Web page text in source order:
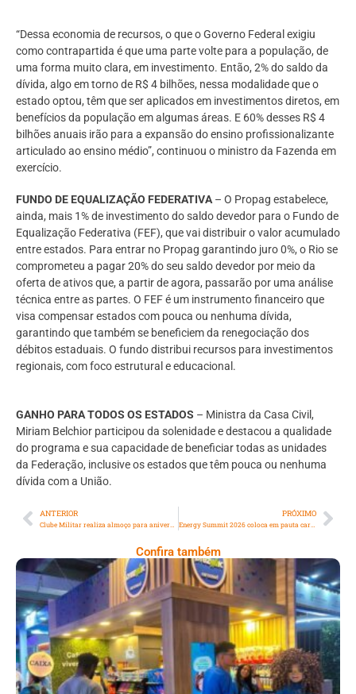
“Dessa economia de recursos, o que o Governo Federal exigiu
como contrapartida é que uma parte volte para a população, de
uma forma muito clara, em investimento. Então, 2% do saldo da
dívida, algo em torno de R$ 4 bilhões, nessa modalidade que o
estado optou, têm que ser aplicados em investimentos diretos, em
benefícios da população em algumas áreas. E 60% desses R$ 4
bilhões anuais irão para a expansão do ensino profissionalizante
articulado ao ensino médio”, continuou o ministro da Fazenda em
exercício.
FUNDO DE EQUALIZAÇÃO FEDERATIVA – O Propag estabelece,
ainda, mais 1% de investimento do saldo devedor para o Fundo de
Equalização Federativa (FEF), que vai distribuir o valor acumulado
entre estados. Para entrar no Propag garantindo juro 0%, o Rio se
comprometeu a pagar 20% do seu saldo devedor por meio da
oferta de ativos que, a partir de agora, passarão por uma análise
técnica entre as partes. O FEF é um instrumento financeiro que
visa compensar estados com pouca ou nenhuma dívida,
garantindo que também se beneficiem da renegociação dos
débitos estaduais. O fundo distribui recursos para investimentos
regionais, com foco estrutural e educacional.
GANHO PARA TODOS OS ESTADOS – Ministra da Casa Civil,
Miriam Belchior participou da solenidade e destacou a qualidade
do programa e sua capacidade de beneficiar todas as unidades
da Federação, inclusive os estados que têm pouca ou nenhuma
dívida com a União.
ANTERIOR PRÓXIMO
Energy Summit 2026 coloca em pauta carreiras, liderança e o futuro do trabalho na transição energética
Confira também
Cencosud Promove Inovação No Brasil
Com A Participação Do Prezunic No Rio
Innovation Week 2026